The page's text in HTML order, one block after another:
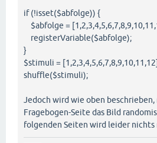
if (!isset($abfolge)) {
$abfolge =
registerVariable($abfolge);
}
$stimuli =
shuffle($stimuli);
Jedoch wird wie oben beschrieben,
Fragebogen-Seite das Bild
folgenden Seiten wird leider nichts